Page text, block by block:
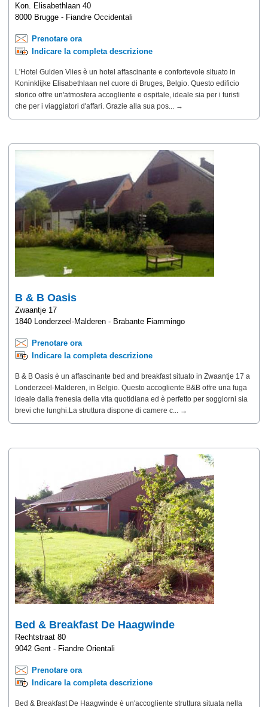
Kon. Elisabethlaan 40
8000 Brugge - Fiandre Occidentali
Prenotare ora
Indicare la completa descrizione
L'Hotel Gulden Vlies è un hotel affascinante e confortevole situato in
Koninklijke Elisabethlaan nel cuore di Bruges, Belgio. Questo edificio
storico offre un'atmosfera accogliente e ospitale, ideale sia per i turisti
che per i viaggiatori d'affari. Grazie alla sua pos... →
B & B Oasis
Zwaantje 17
1840 Londerzeel-Malderen - Brabante Fiammingo
Prenotare ora
Indicare la completa descrizione
B & B Oasis è un affascinante bed and breakfast situato in Zwaantje 17 a
Londerzeel-Malderen, in Belgio. Questo accogliente B&B offre una fuga
ideale dalla frenesia della vita quotidiana ed è perfetto per soggiorni sia
brevi che lunghi.La struttura dispone di camere c... →
Bed & Breakfast De Haagwinde
Rechtstraat 80
9042 Gent - Fiandre Orientali
Prenotare ora
Indicare la completa descrizione
Bed & Breakfast De Haagwinde è un'accogliente struttura situata nella